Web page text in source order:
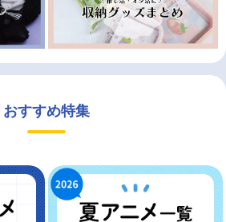
おすすめ特集